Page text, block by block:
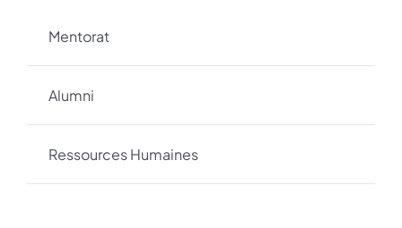
Mentorat
Alumni
Ressources Humaines